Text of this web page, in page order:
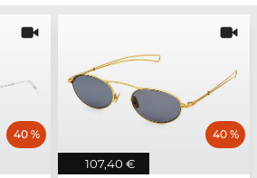
40 %
107,40 €
40 %